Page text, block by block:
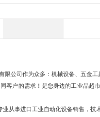
限公司作为众多：机械设备、五金
户的需求！是您身边的工业品超
从事进口工业自动化设备销售，技